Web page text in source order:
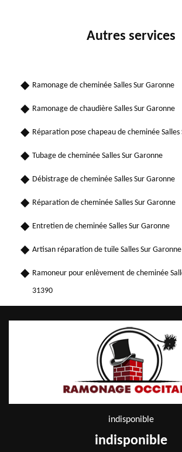
Autres services
Ramonage de cheminée Salles Sur Garonne
Ramonage de chaudière Salles Sur Garonne
Réparation pose chapeau de cheminée Salles
Tubage de cheminée Salles Sur Garonne
Débistrage de cheminée Salles Sur Garonne
Réparation de cheminée Salles Sur Garonne
Entretien de cheminée Salles Sur Garonne
Artisan réparation de tuile Salles Sur
Ramoneur pour enlèvement de cheminée
31390
indisponible
indisponible